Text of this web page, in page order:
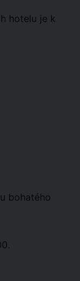
hotelu je k
bohatého